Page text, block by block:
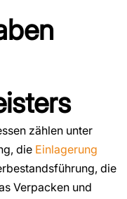
zählen unter
die Einlagerung
die
Verpacken und